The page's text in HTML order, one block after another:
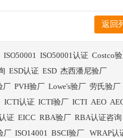
返回
ISO50001 ISO50001认证 Costco
ESD认证 ESD 杰西潘尼验厂
厂 PVH验厂 Lowe's验厂 劳氏验厂
ICTI认证 ICTI验厂 ICTI AEO
证 EICC RBA验厂 RBA认证咨询
厂 ISO14001 BSCI验厂 WRAP认